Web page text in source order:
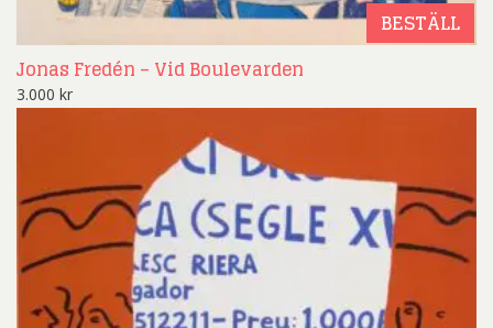
BESTÄLL
Jonas Fredén – Vid Boulevarden
3.000 kr